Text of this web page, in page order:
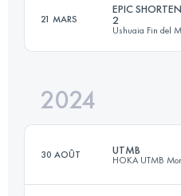
50 KM
21 MARS
EPIC
2
Ushuaia Fin del
Connectez-vous
2024
30 AOÛT UTMB
HOKA UTMB